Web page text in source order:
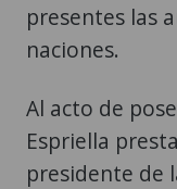
presentes las
naciones.
Al acto de
Espriella
presidente de